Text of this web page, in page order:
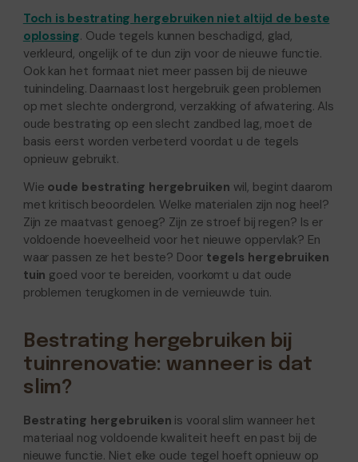
Toch is bestrating hergebruiken niet altijd de beste
oplossing. Oude tegels kunnen beschadigd, glad,
verkleurd, ongelijk of te dun zijn voor de nieuwe functie.
Ook kan het formaat niet meer passen bij de nieuwe
tuinindeling. Daarnaast lost hergebruik geen problemen
op met slechte ondergrond, verzakking of afwatering. Als
oude bestrating op een slecht zandbed lag, moet de
basis eerst worden verbeterd voordat u de tegels
opnieuw gebruikt.
Wie oude bestrating hergebruiken wil, begint daarom
met kritisch beoordelen. Welke materialen zijn nog heel?
Zijn ze maatvast genoeg? Zijn ze stroef bij regen? Is er
voldoende hoeveelheid voor het nieuwe oppervlak? En
waar passen ze het beste? Door tegels hergebruiken
tuin goed voor te bereiden, voorkomt u dat oude
problemen terugkomen in de vernieuwde tuin.
Bestrating hergebruiken bij
tuinrenovatie: wanneer is dat
slim?
Bestrating hergebruiken is vooral slim wanneer het
materiaal nog voldoende kwaliteit heeft en past bij de
nieuwe functie. Niet elke oude tegel hoeft opnieuw op